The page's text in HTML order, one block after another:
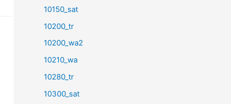
10150_sat
10200_tr
10200_wa2
10210_wa
10280_tr
10300_sat